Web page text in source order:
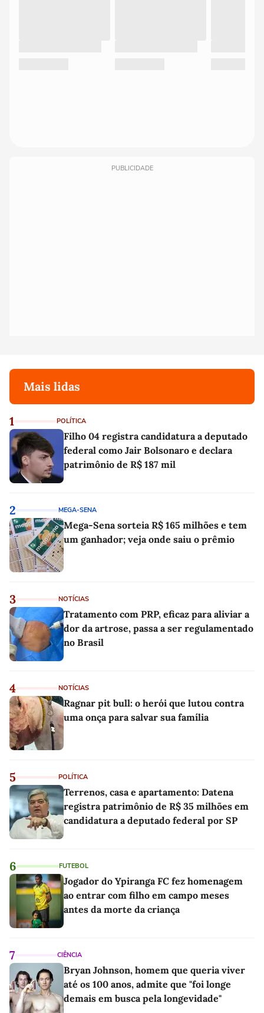
PUBLICIDADE
Mais lidas
1 POLÍTICA
Filho 04 registra candidatura a deputado
federal como Jair Bolsonaro e declara
patrimônio de R$ 187 mil
2 MEGA-SENA
Mega-Sena sorteia R$ 165 milhões e tem
um ganhador; veja onde saiu o prêmio
3 NOTÍCIAS
Tratamento com PRP, eficaz para aliviar a
dor da artrose, passa a ser regulamentado
no Brasil
4 NOTÍCIAS
Ragnar pit bull: o herói que lutou contra
uma onça para salvar sua família
5 POLÍTICA
Terrenos, casa e apartamento: Datena
registra patrimônio de R$ 35 milhões em
candidatura a deputado federal por SP
6 FUTEBOL
Jogador do Ypiranga FC fez homenagem
ao entrar com filho em campo meses
antes da morte da criança
7 CIÊNCIA
Bryan Johnson, homem que queria viver
até os 100 anos, admite que "foi longe
demais em busca pela longevidade"